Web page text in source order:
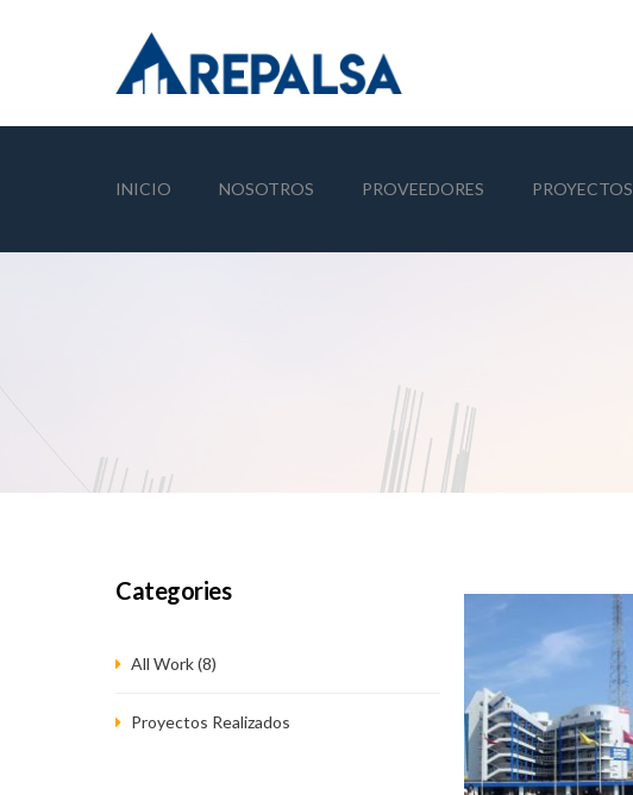
INICIO NOSOTROS PROVEEDORES PROYECTOS
Categories
All Work (8)
Proyectos Realizados